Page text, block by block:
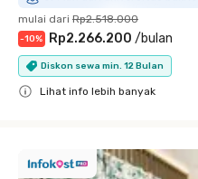
mulai dari Rp2.518.000
-10% Rp2.266.200 /bulan
Diskon sewa min. 12 Bulan
Lihat info lebih banyak